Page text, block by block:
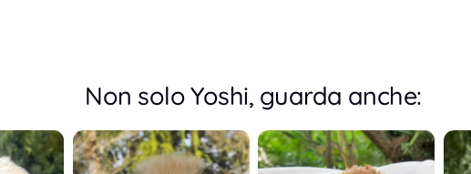
Non solo Yoshi, guarda anche: